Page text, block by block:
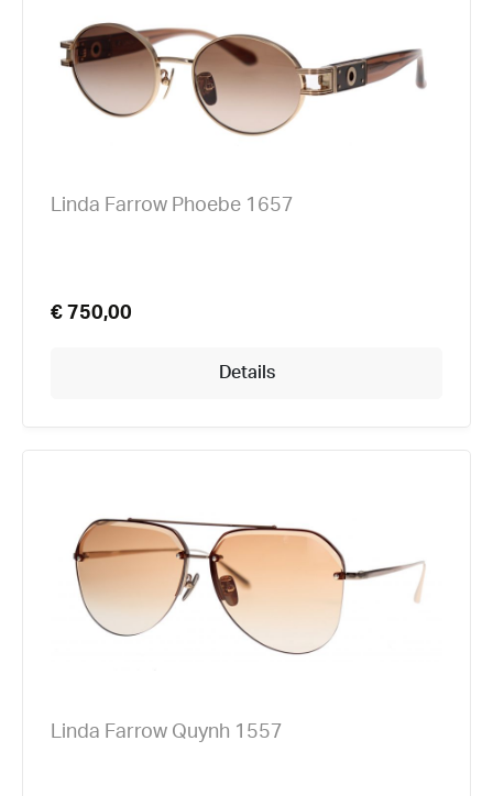
Linda Farrow Phoebe 1657
€ 750,00
Details
Linda Farrow Quynh 1557